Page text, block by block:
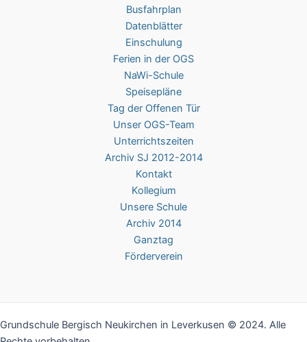
Busfahrplan
Datenblätter
Einschulung
Ferien in der OGS
NaWi-Schule
Speisepläne
Tag der Offenen Tür
Unser OGS-Team
Unterrichtszeiten
Archiv SJ 2012-2014
Kontakt
Kollegium
Unsere Schule
Archiv 2014
Ganztag
Förderverein
Grundschule Bergisch Neukirchen in Leverkusen © 2024. Alle